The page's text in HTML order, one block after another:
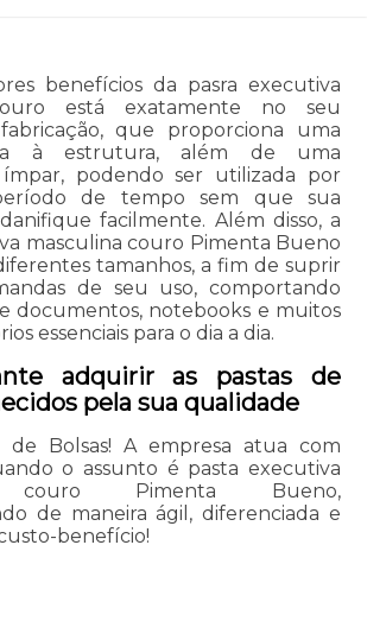
benefícios da pasra executiva
está exatamente no seu
que proporciona uma
à estrutura, além de uma
podendo ser utilizada por
de tempo sem que sua
facilmente. Além disso, a
masculina couro Pimenta Bueno
tamanhos, a fim de suprir
de seu uso, comportando
documentos, notebooks e muitos
essenciais para o dia a dia.
adquirir as pastas de
pela sua qualidade
de Bolsas! A empresa atua com
o assunto é pasta executiva
couro Pimenta Bueno,
de maneira ágil, diferenciada e
benefício!